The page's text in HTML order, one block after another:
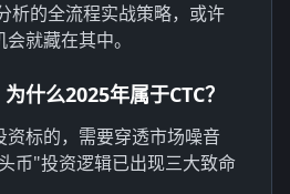
析的全流程实战策略，或许
就藏在其中。
什么2025年属于CTC？
资标的，需要穿透市场噪音
币"投资逻辑已出现三大致命